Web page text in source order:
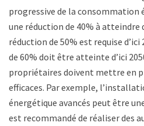
progressive de la consommation
une réduction de 40% à atteindre
réduction de 50% est requise
de 60% doit être atteinte d’ici
propriétaires doivent mettre en
efficaces. Par exemple,
énergétique avancés peut être
est recommandé de réaliser des